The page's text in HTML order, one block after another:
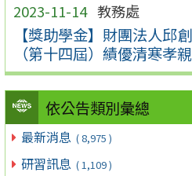
2023-11-14 教務處
【獎助學金】財團法人邱
（第十四屆）績優清寒孝
依公告類別彙總
最新消息 ( 8,975 )
研習訊息 ( 1,109 )